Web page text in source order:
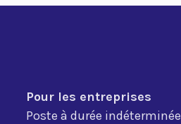
Pour les entreprises
Poste à durée indéterminée